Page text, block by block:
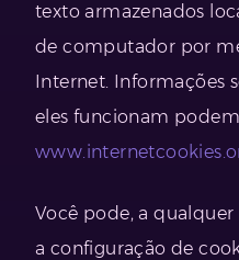
texto armazenados
de computador por
Internet. Informações
eles funcionam
Você pode, a
a configuração de